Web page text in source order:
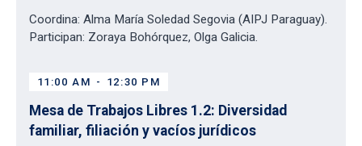
Coordina: Alma María Soledad Segovia (AIPJ Paraguay).
Participan: Zoraya Bohórquez, Olga Galicia.
11:00 AM - 12:30 PM
Mesa de Trabajos Libres 1.2: Diversidad
familiar, filiación y vacíos jurídicos